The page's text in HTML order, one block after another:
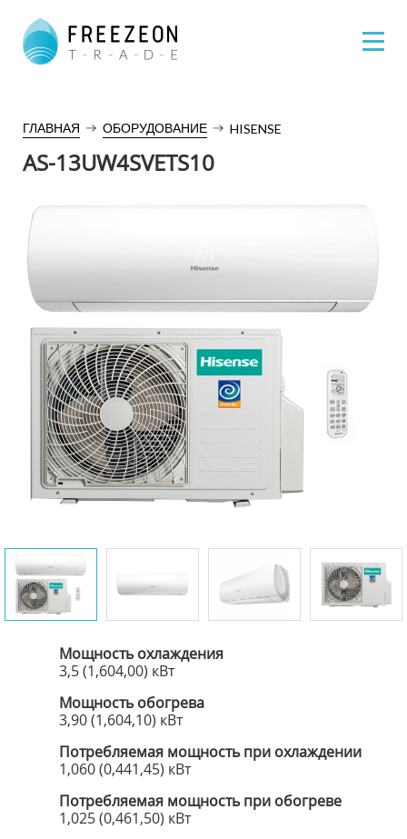
ГЛАВНАЯ ОБОРУДОВАНИЕ HISENSE
AS-13UW4SVETS10
Мощность охлаждения
3,5 (1,604,00) кВт
Мощность обогрева
3,90 (1,604,10) кВт
Потребляемая мощность при охлаждении
1,060 (0,441,45) кВт
Потребляемая мощность при обогреве
1,025 (0,461,50) кВт